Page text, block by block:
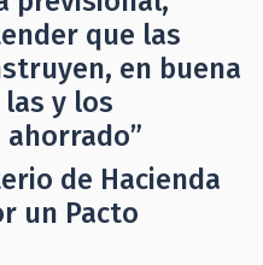
que las
en buena
y los
de Hacienda
un Pacto